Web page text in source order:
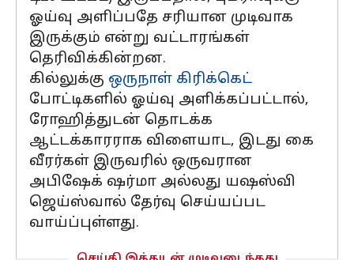
ஓய்வு அளிப்பதே சரியான முடிவாக
இருக்கும் என்று வட்டாரங்கள்
தெரிவிக்கின்றன.
கில்லுக்கு ஒருநாள் கிரிக்கெட்
போட்டிகளில் ஓய்வு அளிக்கப்பட்டால்,
ரோஹித்துடன் தொடக்க
ஆட்டக்காரராக விளையாட, இடது கை
வீரர்கள் இருவரில் ஒருவரான
அபிஷேக் ஷர்மா அல்லது யஷஸ்வி
ஜெய்ஸ்வால் தேர்வு செய்யப்பட
வாய்ப்புள்ளது.